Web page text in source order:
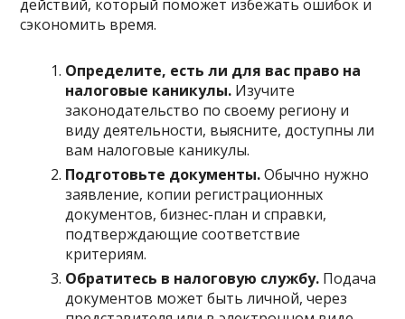
действий, который поможет избежать ошибок и
сэкономить время.
Определите, есть ли для вас право на
налоговые каникулы. Изучите
законодательство по своему региону и
виду деятельности, выясните, доступны ли
вам налоговые каникулы.
Подготовьте документы.Обычно нужно
заявление, копии регистрационных
документов, бизнес-план и справки,
подтверждающие соответствие
критериям.
Обратитесь в налоговую службу. Подача
документов может быть личной, через